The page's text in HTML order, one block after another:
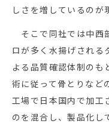
しさを増しているのが
そこで同社では中西
ロが多く水揚げされる
よる品質確認体制のも
術に従って骨とりなど
工場で日本国内で加工
のを混合し、製品化し